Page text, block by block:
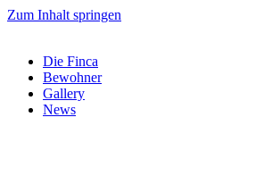
Zum Inhalt springen
Die Finca
Bewohner
Gallery
News